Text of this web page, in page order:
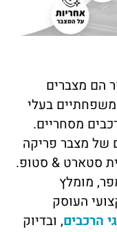
קיבולת של 70 אמפר הם מצברים
בעלי
ו/או לרכבים מסחריים.
של מצבר פריקה
סטארט & סטופ.
התאמת מצבר 70 אמפר, מומלץ
העוסק
הרכבים, ובדיוק